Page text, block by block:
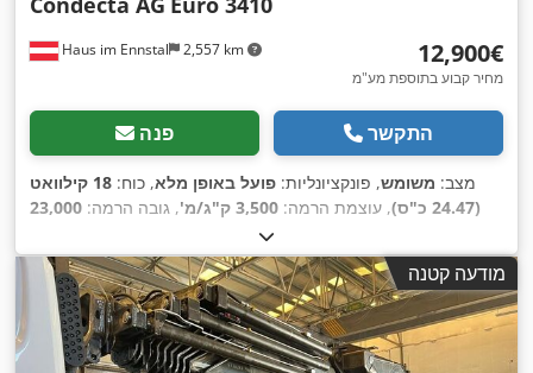
Haus im Ennstal 2,557 km ‏12,900 ‏€
מחיר קבוע בתוספת מע"מ
פנה התקשר
מצב: משומש, פונקציונליות: פועל באופן מלא, כוח:
18 קילוואט
(24.47 כ"ס)
, עוצמת הרמה: 3,500 ק"ג/מ' , גובה הרמה: 23,000
06/2026, סוג תורן:
מספר מכונה/רכב:34050 ,
מודעה קטנה